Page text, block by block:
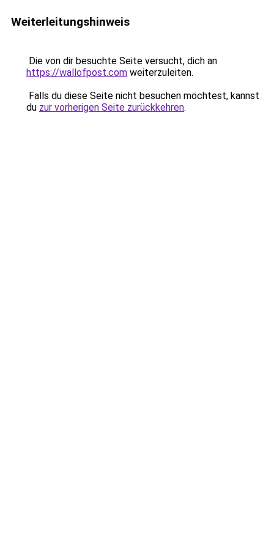
Weiterleitungshinweis
Die von dir besuchte Seite versucht, dich an
https://wallofpost.com weiterzuleiten.
Falls du diese Seite nicht besuchen möchtest, kannst
du zur vorherigen Seite zurückkehren.